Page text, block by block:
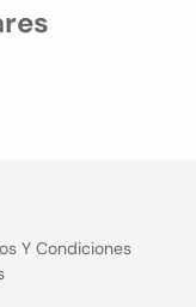
Y Condiciones